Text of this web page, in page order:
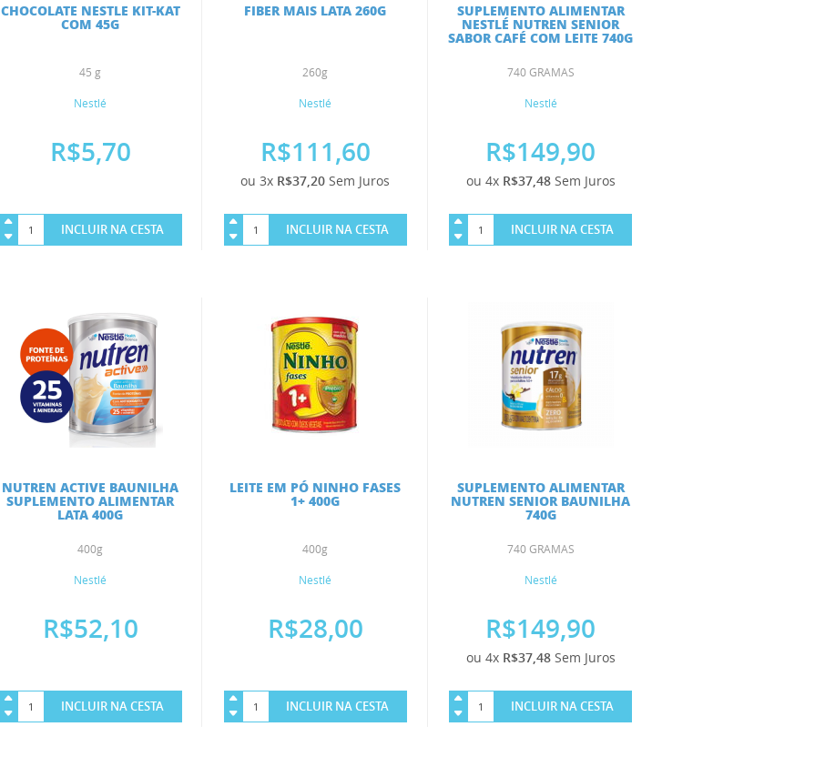
CHOCOLATE NESTLE KIT-KAT
COM 45G
45 g
Nestlé
R$5,70
INCLUIR NA CESTA
FIBER MAIS LATA 260G
260g
Nestlé
R$111,60
ou 3x R$37,20 Sem Juros
INCLUIR NA CESTA
SUPLEMENTO ALIMENTAR
NESTLÉ NUTREN SENIOR
SABOR CAFÉ COM LEITE 740G
740 GRAMAS
Nestlé
R$149,90
ou 4x R$37,48 Sem Juros
INCLUIR NA CESTA
NUTREN ACTIVE BAUNILHA
SUPLEMENTO ALIMENTAR
LATA 400G
400g
Nestlé
R$52,10
INCLUIR NA CESTA
LEITE EM PÓ NINHO FASES
1+ 400G
400g
Nestlé
R$28,00
INCLUIR NA CESTA
SUPLEMENTO ALIMENTAR
NUTREN SENIOR BAUNILHA
740G
740 GRAMAS
Nestlé
R$149,90
ou 4x R$37,48 Sem Juros
INCLUIR NA CESTA